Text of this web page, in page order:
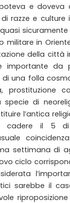
e doveva
razze e culture
militare in
della città
importante da
di una folla
prostituzione
specie di
l’antica
cadere il 5
settimana di
ciclo
sarebbe il